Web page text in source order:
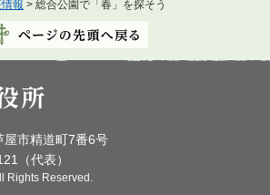
報 > 総合公園で「春」を探そう
市精道町7番6号
（代表）
Rights Reserved.